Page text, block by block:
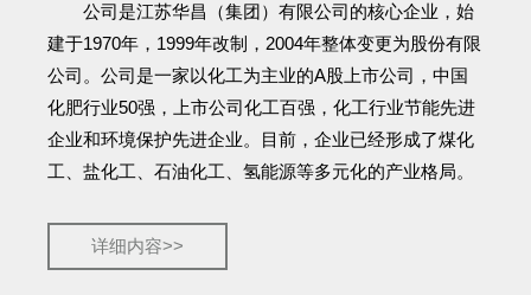
公司是江苏华昌（集团）有限公司的核心企业，始
建于1970年，1999年改制，2004年整体变更为股份有限
公司。公司是一家以化工为主业的A股上市公司，中国
化肥行业50强，上市公司化工百强，化工行业节能先进
企业和环境保护先进企业。目前，企业已经形成了煤化
工、盐化工、石油化工、氢能源等多元化的产业格局。
详细内容>>